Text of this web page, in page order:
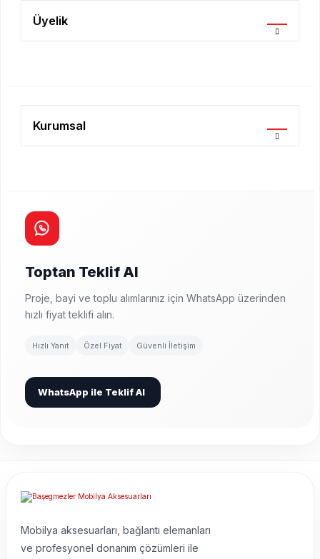
Üyelik
Kurumsal
Toptan Teklif Al
Proje, bayi ve toplu alımlarınız için WhatsApp üzerinden
hızlı fiyat teklifi alın.
Hızlı Yanıt Özel Fiyat Güvenli İletişim
WhatsApp ile Teklif Al
Mobilya aksesuarları, bağlantı elemanları
ve profesyonel donanım çözümleri ile